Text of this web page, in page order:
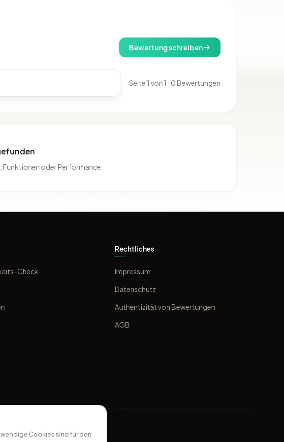
Bewertung schreiben
Seite 1 von 1 · 0 Bewertungen
oder Performance.
Check
Rechtliches
Impressum
Datenschutz
Authentizität von Bewertungen
AGB
Cookies sind für den